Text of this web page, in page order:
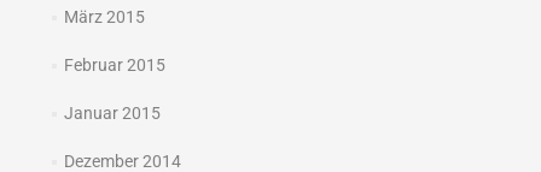
März 2015
Februar 2015
Januar 2015
Dezember 2014